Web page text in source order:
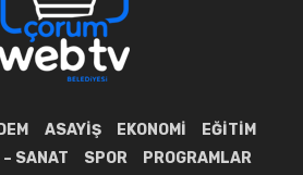
ASAYIŞ EKONOMI
EĞITIM
– SANAT SPOR PROGRAMLAR